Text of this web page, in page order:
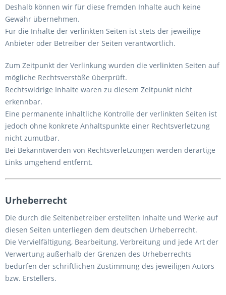
Deshalb können wir für diese fremden Inhalte auch keine
Gewähr übernehmen.
Für die Inhalte der verlinkten Seiten ist stets der jeweilige
Anbieter oder Betreiber der Seiten verantwortlich.
Zum Zeitpunkt der Verlinkung wurden die verlinkten Seiten auf
mögliche Rechtsverstöße überprüft.
Rechtswidrige Inhalte waren zu diesem Zeitpunkt nicht
erkennbar.
Eine permanente inhaltliche Kontrolle der verlinkten Seiten ist
jedoch ohne konkrete Anhaltspunkte einer Rechtsverletzung
nicht zumutbar.
Bei Bekanntwerden von Rechtsverletzungen werden derartige
Links umgehend entfernt.
Urheberrecht
Die durch die Seitenbetreiber erstellten Inhalte und Werke auf
diesen Seiten unterliegen dem deutschen Urheberrecht.
Die Vervielfältigung, Bearbeitung, Verbreitung und jede Art der
Verwertung außerhalb der Grenzen des Urheberrechts
bedürfen der schriftlichen Zustimmung des jeweiligen Autors
bzw. Erstellers.